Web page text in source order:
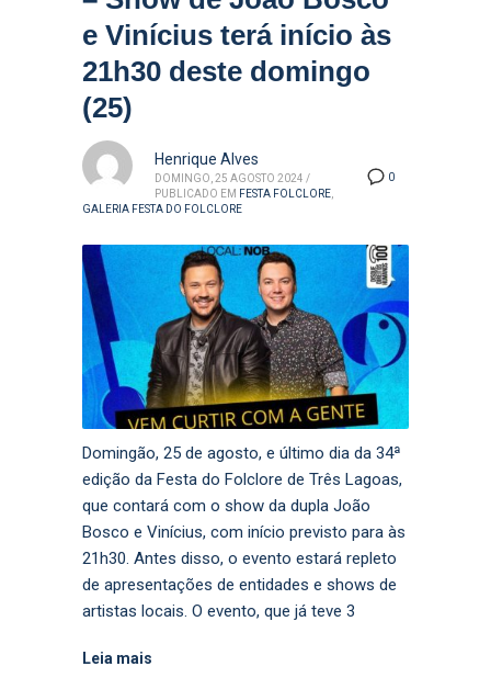
e Vinícius terá início às
21h30 deste domingo
(25)
0
Henrique Alves
DOMINGO, 25 AGOSTO 2024 /
PUBLICADO EM FESTA FOLCLORE
GALERIA FESTA DO FOLCLORE
Domingão, 25 de agosto, e último dia da 34ª
edição da Festa do Folclore de Três Lagoas,
que contará com o show da dupla João
Bosco e Vinícius, com início previsto para às
21h30. Antes disso, o evento estará repleto
de apresentações de entidades e shows de
artistas locais. O evento, que já teve 3
Leia mais